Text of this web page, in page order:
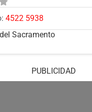
4522 5938
Sacramento
PUBLICIDAD